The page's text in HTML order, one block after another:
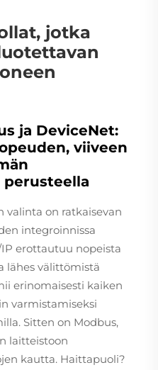
jotka
ja DeviceNet:
viiveen
valinta on ratkaisevan
integroinnissa
erottautuu nopeista
lähes välittömistä
erinomaisesti kaiken
varmistamiseksi
Sitten on Modbus,
laitteistoon
kautta. Haittapuoli?